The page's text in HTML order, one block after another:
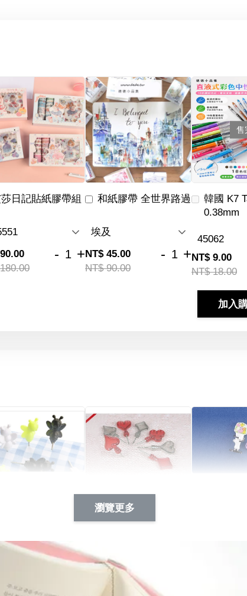
日記貼紙膠帶組
- +
和紙膠帶 全世界路過
NT$ 45.00
NT$ 90.00
- +
售
韓國 K7
0.38mm
NT$ 9.00
NT$ 18.00
加入
88.00
Artsign 撲克牌 圖釘
瀏覽更多